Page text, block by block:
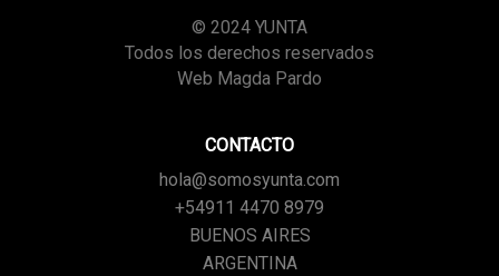
© 2024 YUNTA
Todos los derechos reservados
Web Magda Pardo
CONTACTO
hola@somosyunta.com
+54911 4470 8979
BUENOS AIRES
ARGENTINA